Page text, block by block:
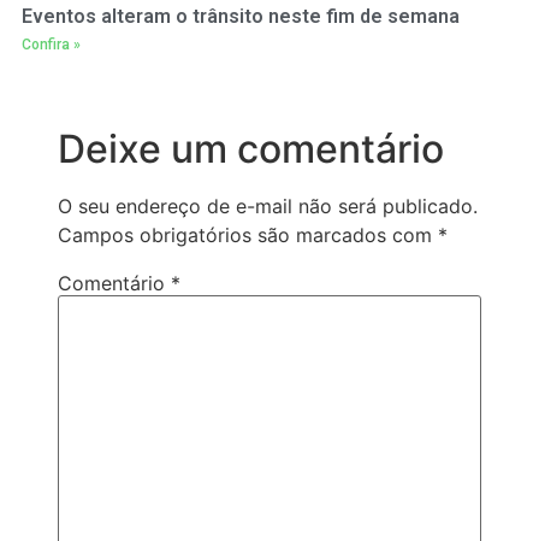
Eventos alteram o trânsito neste fim de semana
Confira »
Deixe um comentário
O seu endereço de e-mail não será publicado.
Campos obrigatórios são marcados com *
Comentário *